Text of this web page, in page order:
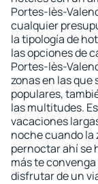
Portes-lès-
cualquier
la tipología de
las opciones de
Portes-lès-
zonas en las
populares,
las multitudes.
vacaciones
noche cuando la
pernoctar ahí se
más te
disfrutar de un